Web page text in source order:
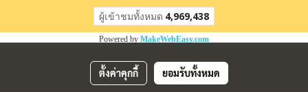
ผู้เข้าชมทั้งหมด 4,969,438
Powered by MakeWebEasy.com
ตั้งค่าคุกกี้ ยอมรับทั้งหมด